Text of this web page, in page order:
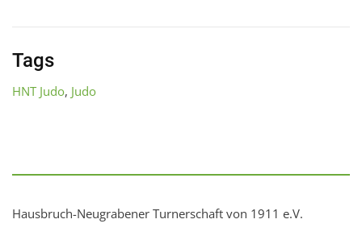
Tags
HNT Judo, Judo
Hausbruch-Neugrabener Turnerschaft von 1911 e.V.